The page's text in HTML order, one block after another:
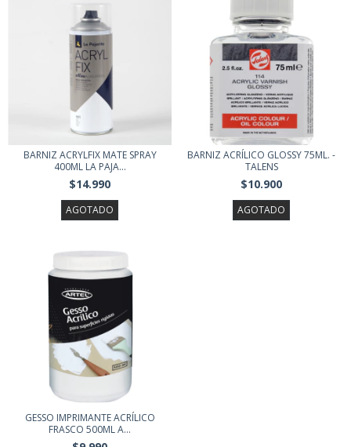
BARNIZ ACRYLFIX MATE SPRAY
400ML LA PAJA...
$14.990
AGOTADO
BARNIZ ACRÍLICO GLOSSY 75ML. -
TALENS
$10.900
AGOTADO
GESSO IMPRIMANTE ACRÍLICO
FRASCO 500ML A...